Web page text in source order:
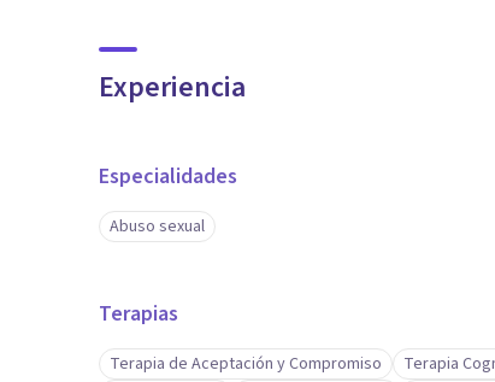
Experiencia
Especialidades
Abuso sexual
Terapias
Terapia de Aceptación y Compromiso Terapia